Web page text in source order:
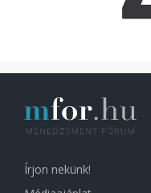
Írjon nekünk!